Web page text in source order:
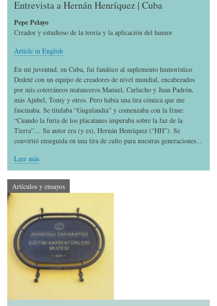
Entrevista a Hernán Henríquez | Cuba
Pepe Pelayo
Creador y estudioso de la teoría y la aplicación del humor
Article in English
En mi juventud, en Cuba, fui fanático al suplemento humorístico
Dedeté con un equipo de creadores de nivel mundial, encabezados
por mis coterráneos matanceros Manuel, Carlucho y Juan Padrón,
más Ajubel, Tomy y otros. Pero había una tira cómica que me
fascinaba. Se titulaba “Gugulandia” y comenzaba con la frase:
“Cuando la furia de los placatanes imperaba sobre la faz de la
Tierra”… Su autor era (y es), Hernán Henríquez (“HH”). Se
convirtió enseguida en una tira de culto para nuestras generaciones...
Leer más
Artículos y ensayos